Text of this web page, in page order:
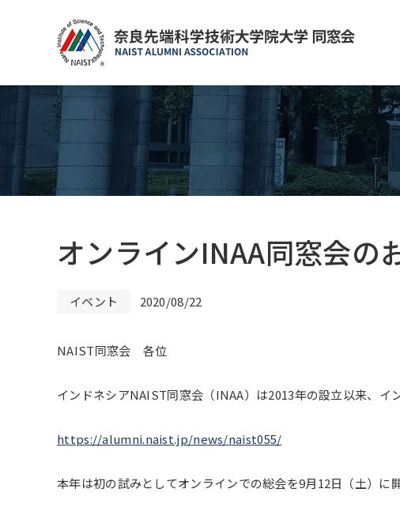
オンラインINAA同窓会の
イベント 2020/08/22
NAIST同窓会 各位
インドネシアNAIST同窓会（INAA）は2013年の設立以来、イ
https://alumni.naist.jp/news/naist055/
本年は初の試みとしてオンラインでの総会を9月12日（土）に